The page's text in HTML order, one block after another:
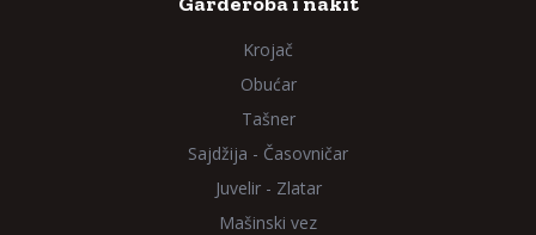
Krojač
Obućar
Tašner
Sajdžija - Časovničar
Juvelir - Zlatar
Mašinski vez